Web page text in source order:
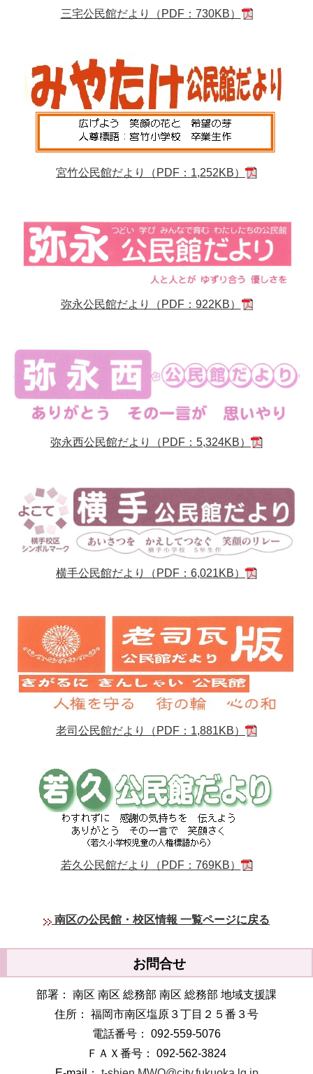
三宅公民館だより（PDF：730KB）
宮竹公民館だより（PDF：1,252KB）
弥永公民館だより（PDF：922KB）
弥永西公民館だより（PDF：5,324KB）
横手公民館だより（PDF：6,021KB）
老司公民館だより（PDF：1,881KB）
若久公民館だより（PDF：769KB）
南区の公民館・校区情報 一覧ページに戻る
お問合せ
部署： 南区 南区 総務部 南区 総務部 地域支援課
住所： 福岡市南区塩原３丁目２５番３号
電話番号： 092-559-5076
ＦＡＸ番号： 092-562-3824